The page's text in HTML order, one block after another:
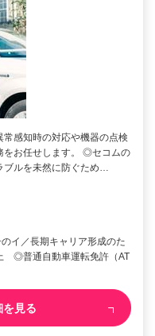
感知時の対応や機器の点検
をお任せします。 ◎セコムの
ブルを未然に防ぐため…
イ／長期キャリア形成のた
◎普通自動車運転免許（AT
を見る